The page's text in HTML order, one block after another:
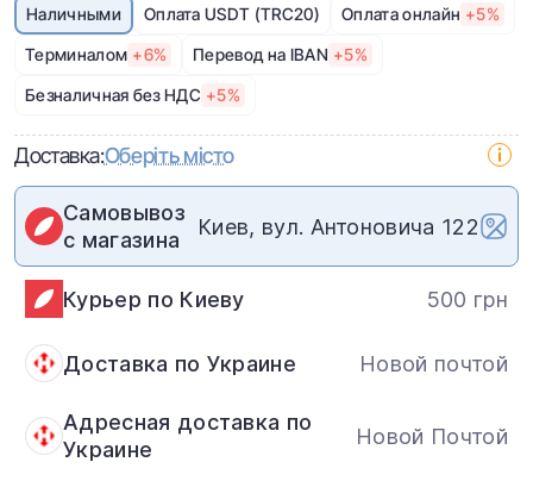
Наличными Оплата USDT (TRC20) Оплата онлайн +5%
Терминалом +6% Перевод на IBAN +5%
Безналичная без НДС +5%
Доставка:Оберіть місто
Самовывоз
с магазина
Киев, вул. Антоновича 122
Курьер по Киеву 500 грн
Доставка по Украине Новой почтой
Адресная доставка по
Украине
Новой Почтой